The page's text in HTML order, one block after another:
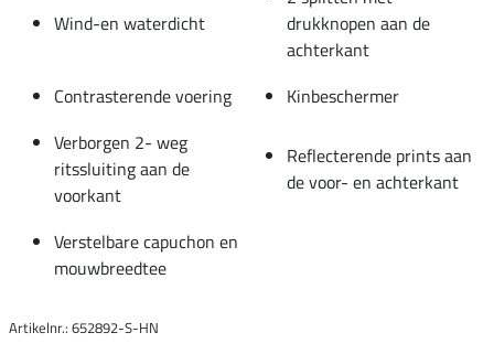
Wind-en waterdicht
drukknopen aan de
achterkant
Contrasterende voering
Kinbeschermer
Verborgen 2- weg
ritssluiting aan de
voorkant
Reflecterende prints aan
de voor- en achterkant
Verstelbare capuchon en
mouwbreedtee
Artikelnr.: 652892-S-HN